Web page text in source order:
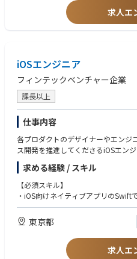
求人エ
iOSエンジニア
フィンテックベンチャー企業
課長以上
仕事内容
各プロダクトのデザイナーやエンジ
ス開発を推進してくださるiOSエンジ
求める経験 / スキル
【必須スキル】
・iOS向けネイティブアプリのSwift
東京都
求人エ